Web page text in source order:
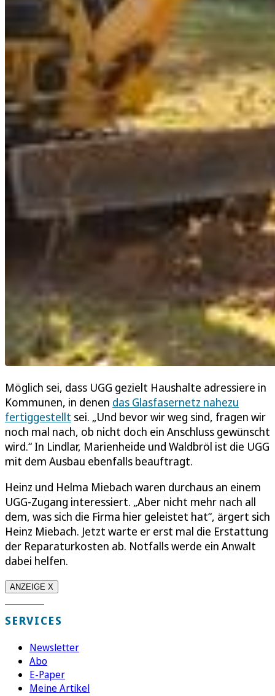
Möglich sei, dass UGG gezielt Haushalte adressiere in
Kommunen, in denen das Glasfasernetz nahezu
fertiggestellt sei. „Und bevor wir weg sind, fragen wir
noch mal nach, ob nicht doch ein Anschluss gewünscht
wird.“ In Lindlar, Marienheide und Waldbröl ist die UGG
mit dem Ausbau ebenfalls beauftragt.
Heinz und Helma Miebach waren durchaus an einem
UGG-Zugang interessiert. „Aber nicht mehr nach all
dem, was sich die Firma hier geleistet hat“, ärgert sich
Heinz Miebach. Jetzt warte er erst mal die Erstattung
der Reparaturkosten ab. Notfalls werde ein Anwalt
dabei helfen.
ANZEIGE X
SERVICES
Newsletter
Abo
E-Paper
Meine Artikel